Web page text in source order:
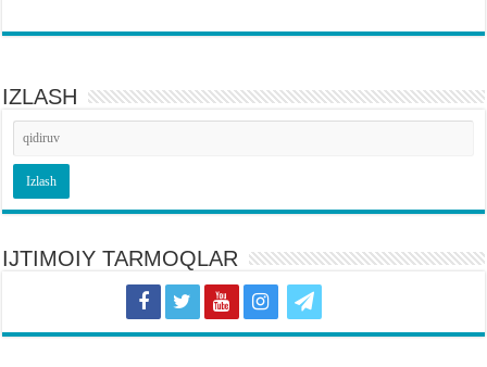
IZLASH
IJTIMOIY TARMOQLAR